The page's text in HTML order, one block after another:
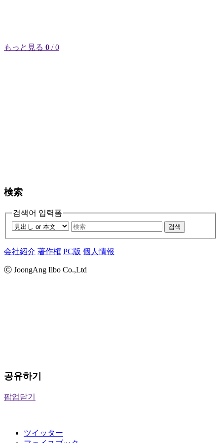
もっと見る 0 / 0
検索
검색어 입력폼
검색
会社紹介 著作権 PC版 個人情報
ⓒ JoongAng Ilbo Co.,Ltd
공유하기
팝업닫기
ツイッター